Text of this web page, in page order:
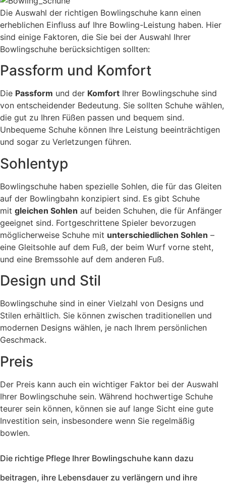
Die Auswahl der richtigen Bowlingschuhe kann einen
erheblichen Einfluss auf Ihre Bowling-Leistung haben. Hier
sind einige Faktoren, die Sie bei der Auswahl Ihrer
Bowlingschuhe berücksichtigen sollten:
Passform und Komfort
Die Passform und der Komfort Ihrer Bowlingschuhe sind
von entscheidender Bedeutung. Sie sollten Schuhe wählen,
die gut zu Ihren Füßen passen und bequem sind.
Unbequeme Schuhe können Ihre Leistung beeinträchtigen
und sogar zu Verletzungen führen.
Sohlentyp
Bowlingschuhe haben spezielle Sohlen, die für das Gleiten
auf der Bowlingbahn konzipiert sind. Es gibt Schuhe
mit gleichen Sohlen auf beiden Schuhen, die für Anfänger
geeignet sind. Fortgeschrittene Spieler bevorzugen
möglicherweise Schuhe mit unterschiedlichen Sohlen –
eine Gleitsohle auf dem Fuß, der beim Wurf vorne steht,
und eine Bremssohle auf dem anderen Fuß.
Design und Stil
Bowlingschuhe sind in einer Vielzahl von Designs und
Stilen erhältlich. Sie können zwischen traditionellen und
modernen Designs wählen, je nach Ihrem persönlichen
Geschmack.
Preis
Der Preis kann auch ein wichtiger Faktor bei der Auswahl
Ihrer Bowlingschuhe sein. Während hochwertige Schuhe
teurer sein können, können sie auf lange Sicht eine gute
Investition sein, insbesondere wenn Sie regelmäßig
bowlen.
Die richtige Pflege Ihrer Bowlingschuhe kann dazu
beitragen, ihre Lebensdauer zu verlängern und ihre